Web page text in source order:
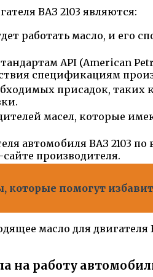
ВАЗ 2103 являются:
работать масло, и его
API (American
спецификациям
присадок,
масел, которые
автомобиля ВАЗ 2103 по
производителя.
помогут
масло для
на работу